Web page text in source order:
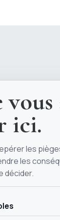
ici.
les
les
décider.